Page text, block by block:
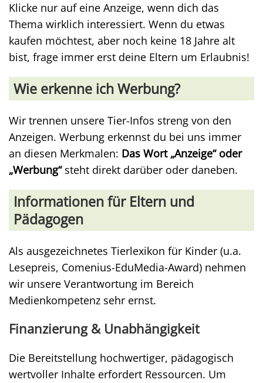
Klicke nur auf eine Anzeige, wenn dich das
Thema wirklich interessiert. Wenn du etwas
kaufen möchtest, aber noch keine 18 Jahre alt
bist, frage immer erst deine Eltern um Erlaubnis!
Wie erkenne ich Werbung?
Wir trennen unsere Tier-Infos streng von den
Anzeigen. Werbung erkennst du bei uns immer
an diesen Merkmalen: Das Wort „Anzeige“ oder
„Werbung“steht direkt darüber oder daneben.
Informationen für Eltern und
Pädagogen
Als ausgezeichnetes Tierlexikon für Kinder (u.a.
Lesepreis, Comenius-EduMedia-Award) nehmen
wir unsere Verantwortung im Bereich
Medienkompetenz sehr ernst.
Finanzierung & Unabhängigkeit
Die Bereitstellung hochwertiger, pädagogisch
wertvoller Inhalte erfordert Ressourcen. Um